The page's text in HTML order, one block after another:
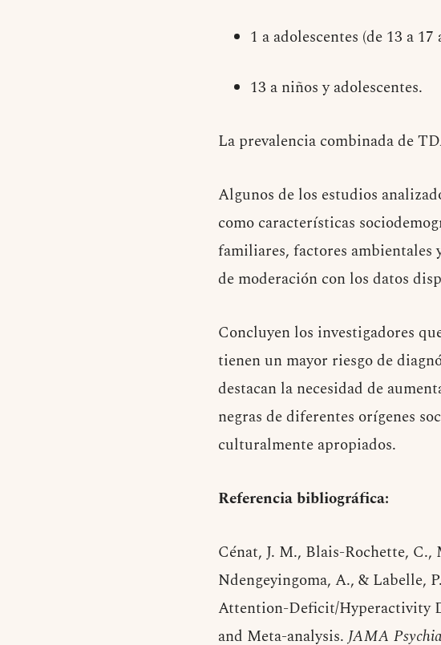
1 a adolescentes (de 13 a 17
13 a niños y adolescentes.
La prevalencia combinada de
Algunos de los estudios
como características
familiares, factores ambientales
de moderación con los datos
Concluyen los investigadores
tienen un mayor riesgo de
destacan la necesidad de
negras de diferentes orígenes
culturalmente apropiados.
Referencia bibliográfica:
Cénat, J. M., Blais-Rochette,
Ndengeyingoma, A., & Labelle,
Attention-Deficit/Hyperactivity
and Meta-analysis.JAMA